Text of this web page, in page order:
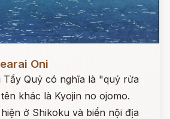
Oni
Tẩy Quỷ có nghĩa là "quỷ rửa
khác là Kyojin no ojomo.
ở Shikoku và biển nội địa